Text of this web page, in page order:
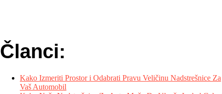
Članci:
Kako Izmeriti Prostor i Odabrati Pravu Veličinu Nadstrešnice Za
Vaš Automobil